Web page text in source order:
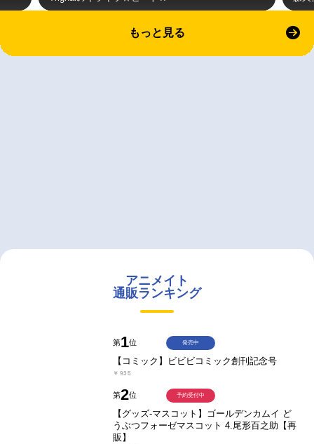
もっと見る
アニメイト
通販ランキング
第1位
【コミック】ビビビコミック創刊記念号
￥935
発売中
第2位
【グッズ-マスコット】ゴールデンカムイ ど
うぶつフォーゼマスコット 4.尾形百之助【再
販】
予約受付中